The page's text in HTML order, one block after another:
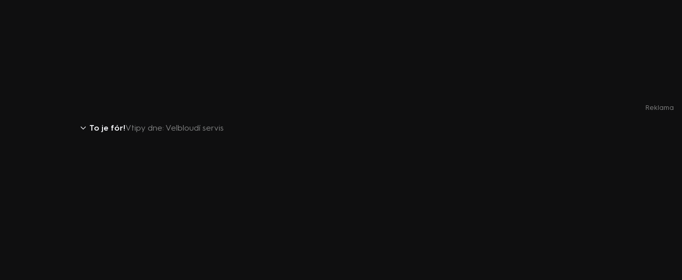
Reklama
To je fór!Vtipy dne: Velbloudí servis